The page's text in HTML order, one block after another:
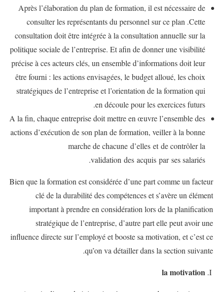
Après l’élaboration du plan de formation, il est nécessaire de
consulter les représentants du personnel sur ce plan .Cette
consultation doit être intégrée à la consultation annuelle sur la
politique sociale de l’entreprise. Et afin de donner une visibilité
précise à ces acteurs clés, un ensemble d’informations doit leur
être fourni : les actions envisagées, le budget alloué, les choix
stratégiques de l’entreprise et l’orientation de la formation qui
en découle pour les exercices futurs.
A la fin, chaque entreprise doit mettre en œuvre l’ensemble des
actions d’exécution de son plan de formation, veiller à la bonne
marche de chacune d’elles et de contrôler la
validation des acquis par ses salariés.
Bien que la formation est considérée d’une part comme un facteur
clé de la durabilité des compétences et s’avère un élément
important à prendre en considération lors de la planification
stratégique de l’entreprise, d’autre part elle peut avoir une
influence directe sur l’employé et booste sa motivation, et c’est ce
qu’on va détailler dans la section suivante.
la motivation